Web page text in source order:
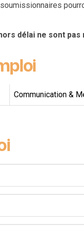
délai ne sont pas
Communication &